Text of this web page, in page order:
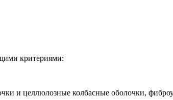
критериями:
и целлюлозные колбасные оболочки,